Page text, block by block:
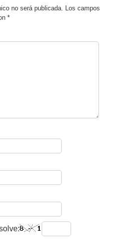
no será publicada. Los campos
*